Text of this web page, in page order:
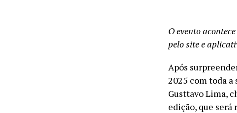
O evento
pelo site e
Após
2025 com toda a
Gusttavo Lima,
edição, que